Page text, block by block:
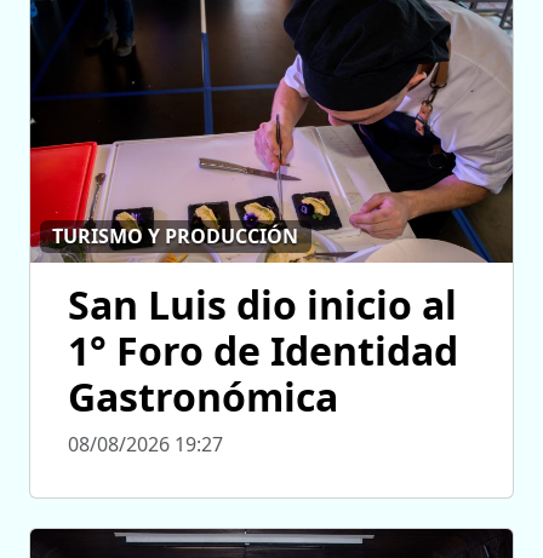
TURISMO Y PRODUCCIÓN
San Luis dio inicio al
1° Foro de Identidad
Gastronómica
08/08/2026 19:27